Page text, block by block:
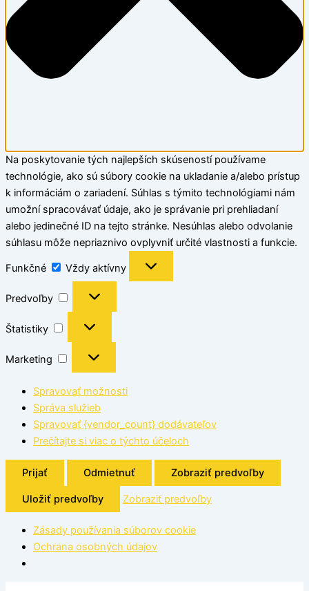
Na poskytovanie tých najlepších skúseností používame
technológie, ako sú súbory cookie na ukladanie a/alebo prístup
k informáciám o zariadení. Súhlas s týmito technológiami nám
umožní spracovávať údaje, ako je správanie pri prehliadaní
alebo jedinečné ID na tejto stránke. Nesúhlas alebo odvolanie
súhlasu môže nepriaznivo ovplyvniť určité vlastnosti a funkcie.
Funkčné Vždy aktívny
Predvoľby
Štatistiky
Marketing
Spravovať možnosti
Správa služieb
Spravovať {vendor_count} dodávateľov
Prečítajte si viac o týchto účeloch
Prijať Odmietnuť Zobraziť predvoľby
Uložiť predvoľby Zobraziť predvoľby
Zásady používania súborov cookie
Ochrana osobných údajov